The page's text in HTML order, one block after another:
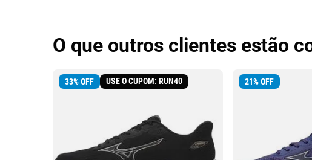
O que outros clientes estão
33%OFF USE O CUPOM: RUN40 21%OFF